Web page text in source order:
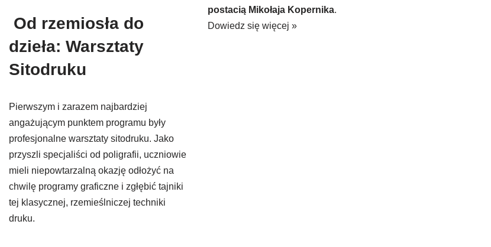
Od rzemiosła do
dzieła: Warsztaty
Sitodruku
Pierwszym i zarazem najbardziej
angażującym punktem programu były
profesjonalne warsztaty sitodruku. Jako
przyszli specjaliści od poligrafii, uczniowie
mieli niepowtarzalną okazję odłożyć na
chwilę programy graficzne i zgłębić tajniki
tej klasycznej, rzemieślniczej techniki
druku.
postacią Mikołaja Kopernika.
Dowiedz się więcej »